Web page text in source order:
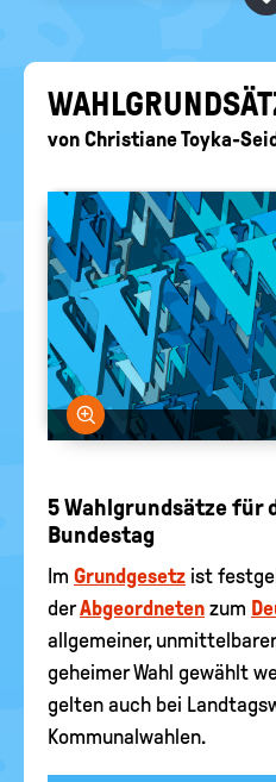
EURE
von Christiane Toyka-Seid
Bild vergrößern
5 Wahlgrundsätze für
Bundestag
Im Grundgesetz ist
derAbgeordneten zum
allgemeiner,
geheimer Wahl gewählt
gelten auch bei
Kommunalwahlen.